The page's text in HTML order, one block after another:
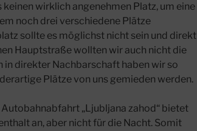
wirklich angenehmen Platz, um eine
noch drei verschiedene Plätze
sollte es möglichst nicht sein und direkt
Hauptstraße wollten wir auch nicht die
direkter Nachbarschaft haben wir so
Plätze von uns gemieden werden.
„Ljubljana zahod“ bietet
an, aber nicht für die Nacht. Somit